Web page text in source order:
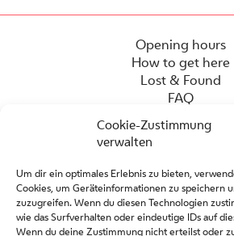
Cookie-Zustimmung
verwalten
Um dir ein optimales Erlebnis zu bieten,
Cookies, um Geräteinformationen zu speichern
zuzugreifen. Wenn du diesen Technologien
wie das Surfverhalten oder eindeutige IDs auf
Wenn du deine Zustimmung nicht erteilst oder
Opening hours
How to get here
Lost & Found
FAQ